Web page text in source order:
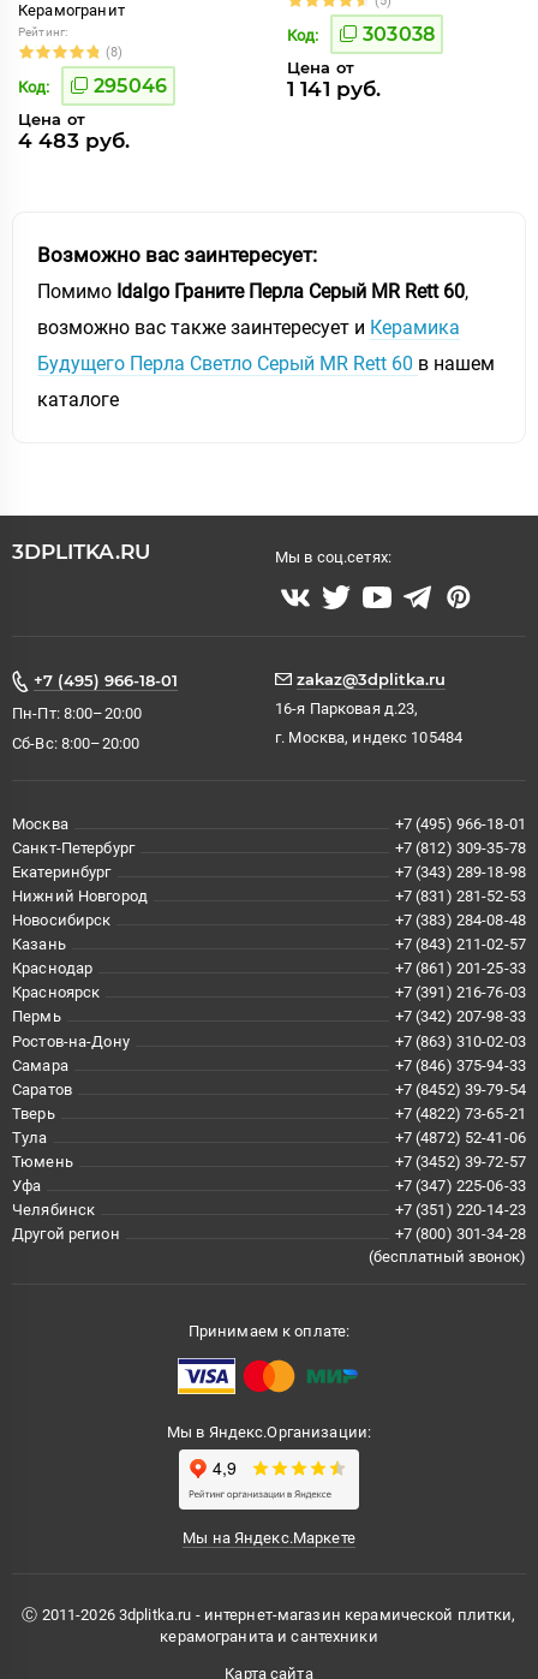
Керамогранит
Рейтинг:
(8)
Код: 295046
Цена от
4 483 руб.
Код: 303038
Цена от
1 141 руб.
Возможно вас заинтересует:
Помимо Idalgo Граните Перла Серый MR Rett 60,
возможно вас также заинтересует и Керамика
Будущего Перла Светло Серый MR Rett 60 в нашем
каталоге
3DPLITKA.RU Мы в соц.сетях:
+7 (495) 966-18-01
Пн-Пт: 8:00–20:00
Сб-Вс: 8:00–20:00
zakaz@3dplitka.ru
16-я Парковая д.23,
г. Москва, индекс 105484
Москва
+7 (495) 966-18-01
Санкт-Петербург
+7 (812) 309-35-78
Екатеринбург
+7 (343) 289-18-98
Нижний Новгород
+7 (831) 281-52-53
Новосибирск
+7 (383) 284-08-48
Казань
+7 (843) 211-02-57
Краснодар
+7 (861) 201-25-33
Красноярск
+7 (391) 216-76-03
Пермь
+7 (342) 207-98-33
Ростов-на-Дону
+7 (863) 310-02-03
Самара
+7 (846) 375-94-33
Саратов
+7 (8452) 39-79-54
Тверь
+7 (4822) 73-65-21
Тула
+7 (4872) 52-41-06
Тюмень
+7 (3452) 39-72-57
Уфа
+7 (347) 225-06-33
Челябинск
+7 (351) 220-14-23
Другой регион
+7 (800) 301-34-28
(бесплатный звонок)
Принимаем к оплате:
Мы в Яндекс.Организации:
Мы на Яндекс.Маркете
Ⓒ 2011-2026 3dplitka.ru - интернет-магазин керамической плитки,
керамогранита и сантехники
Карта сайта